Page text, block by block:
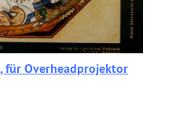
für Overheadprojektor